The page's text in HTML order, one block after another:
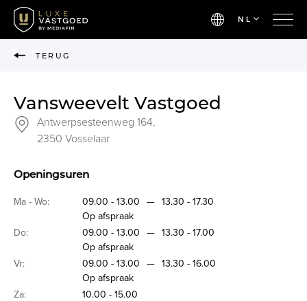
NL
TERUG
Vansweevelt Vastgoed
Antwerpsesteenweg 164,
2350 Vosselaar
Openingsuren
Ma - Wo: 09.00 - 13.00 — 13.30 - 17.30
Op afspraak
Do:
09.00 - 13.00 — 13.30 - 17.00
Op afspraak
Vr:
09.00 - 13.00 — 13.30 - 16.00
Op afspraak
Za:
10.00 - 15.00